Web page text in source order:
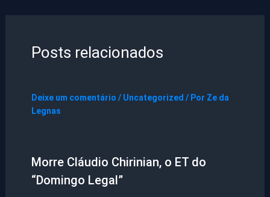
Posts relacionados
Deixe um comentário / Uncategorized / Por Ze da
Legnas
Morre Cláudio Chirinian, o ET do
“Domingo Legal”